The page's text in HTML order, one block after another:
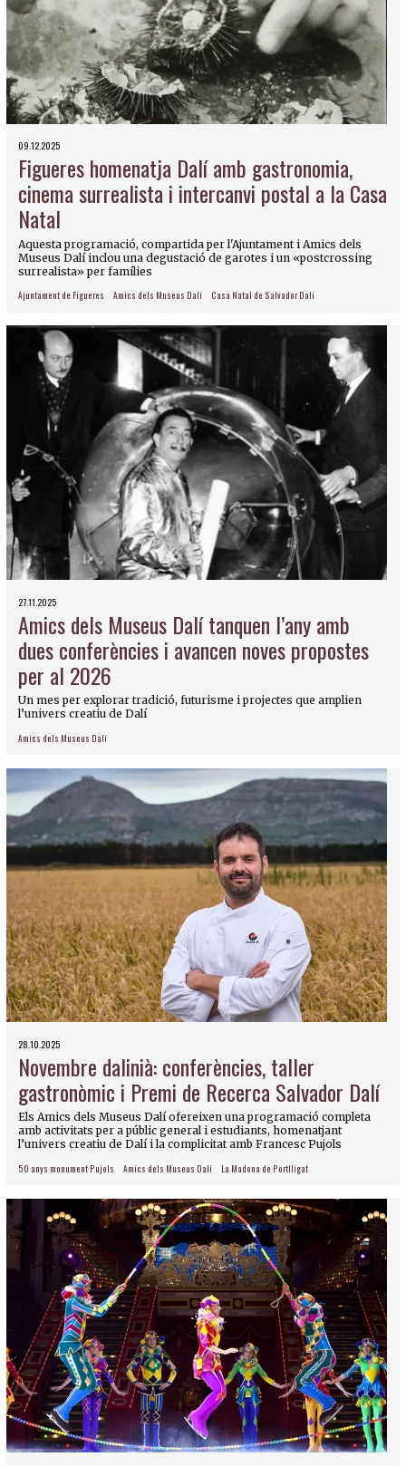
09.12.2025
Figueres homenatja Dalí amb gastronomia,
cinema surrealista i intercanvi postal a la Casa
Natal
Aquesta programació, compartida per l'Ajuntament i Amics dels
Museus Dalí inclou una degustació de garotes i un «postcrossing
surrealista» per famílies
Ajuntament de Figueres Amics dels Museus Dalí Casa Natal de Salvador Dalí
27.11.2025
Amics dels Museus Dalí tanquen l’any amb
dues conferències i avancen noves propostes
per al 2026
Un mes per explorar tradició, futurisme i projectes que amplien
l’univers creatiu de Dalí
Amics dels Museus Dalí
28.10.2025
Novembre dalinià: conferències, taller
gastronòmic i Premi de Recerca Salvador Dalí
Els Amics dels Museus Dalí ofereixen una programació completa
amb activitats per a públic general i estudiants, homenatjant
l’univers creatiu de Dalí i la complicitat amb Francesc Pujols
50 anys monument Pujols Amics dels Museus Dalí La Madona de Portlligat